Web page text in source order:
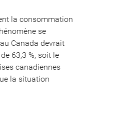
la consommation
se
Canada devrait
63,3 %, soit le
canadiennes
la situation